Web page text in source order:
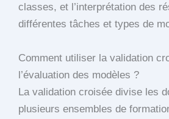
classes, et l’interprétation des
différentes tâches et types de
Comment utiliser la validation
l’évaluation des modèles ?
La validation croisée divise les
plusieurs ensembles de